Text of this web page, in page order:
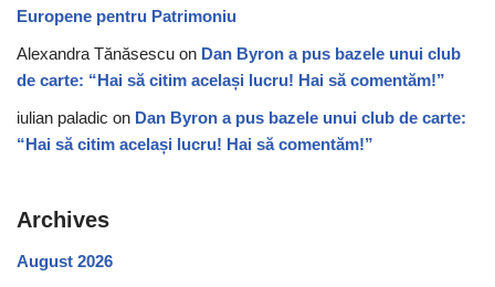
Europene pentru Patrimoniu
Alexandra Tănăsescu on Dan Byron a pus bazele unui club
de carte: “Hai să citim același lucru! Hai să comentăm!”
iulian paladic on Dan Byron a pus bazele unui club de carte:
“Hai să citim același lucru! Hai să comentăm!”
Archives
August 2026